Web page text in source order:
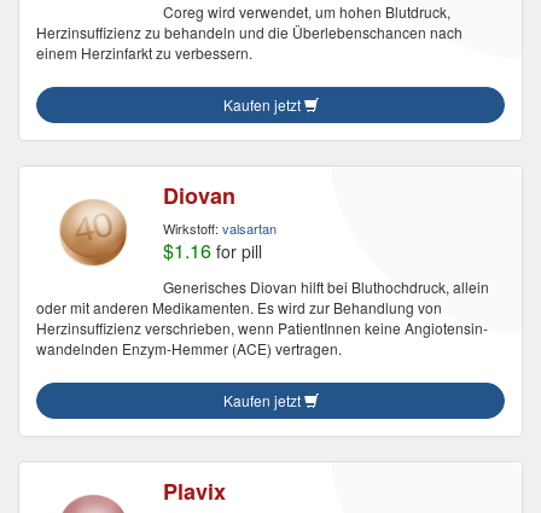
Coreg wird verwendet, um hohen Blutdruck,
Herzinsuffizienz zu behandeln und die Überlebenschancen nach
einem Herzinfarkt zu verbessern.
Kaufen jetzt
Diovan
Wirkstoff: valsartan
$1.16 for pill
Generisches Diovan hilft bei Bluthochdruck, allein
oder mit anderen Medikamenten. Es wird zur Behandlung von
Herzinsuffizienz verschrieben, wenn PatientInnen keine Angiotensin-
wandelnden Enzym-Hemmer (ACE) vertragen.
Kaufen jetzt
Plavix